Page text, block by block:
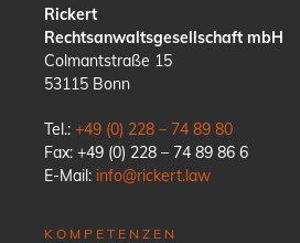
Rickert
Rechtsanwaltsgesellschaft mbH
Colmantstraße 15
53115 Bonn
Tel.: +49 (0) 228 – 74 89 80
Fax: +49 (0) 228 – 74 89 86 6
E-Mail: info@rickert.law
KOMPETENZEN